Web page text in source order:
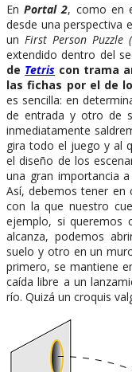
En Portal 2, como en
desde una perspectiva
un First Person Puzzle
extendido dentro del
de Tetris con trama
las fichas por el de
es sencilla: en
de entrada y otro de
inmediatamente
gira todo el juego y al
el diseño de los
una gran importancia
Así, debemos tener en
con la que nuestro
ejemplo, si queremos
alcanza, podemos
suelo y otro en un
primero, se mantiene
caída libre a un
río. Quizá un croquis